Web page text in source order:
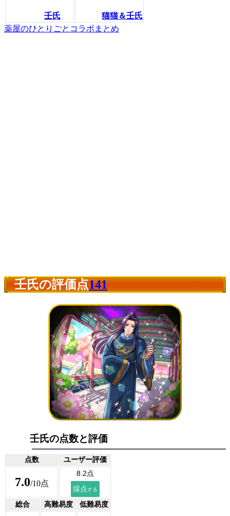
壬氏
猫猫＆壬氏
薬屋のひとりごとコラボまとめ
壬氏の評価点141
壬氏の点数と評価
点数 ユーザー評価
7.0/10点
総合 高難易度 低難易度